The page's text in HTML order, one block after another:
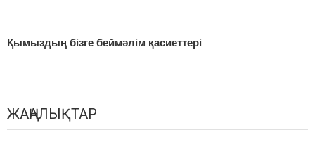
Қымыздың бізге беймәлім қасиеттері
ЖАҢАЛЫҚТАР